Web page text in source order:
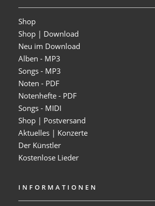
Shop
Shop | Download
Neu im Download
Alben - MP3
Songs - MP3
Noten - PDF
Notenhefte - PDF
Songs - MIDI
Shop | Postversand
Aktuelles | Konzerte
Der Künstler
Kostenlose Lieder
INFORMATIONEN